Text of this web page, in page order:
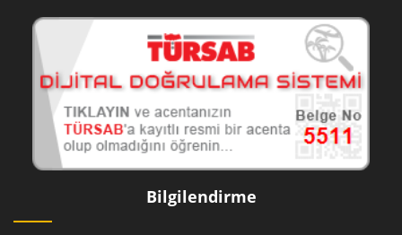
Bilgilendirme